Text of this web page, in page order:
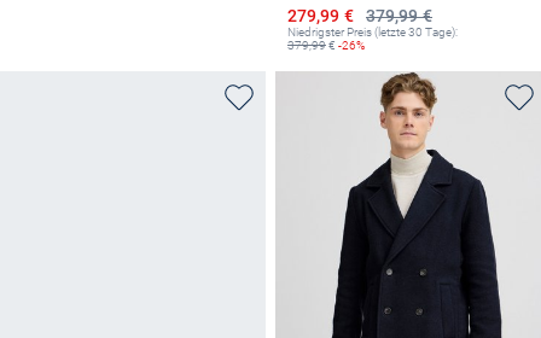
379,99 €
Ermäßigter Preis
279,99 €
Niedrigster Preis (letzte 30 Tage):
379,99€ -26%